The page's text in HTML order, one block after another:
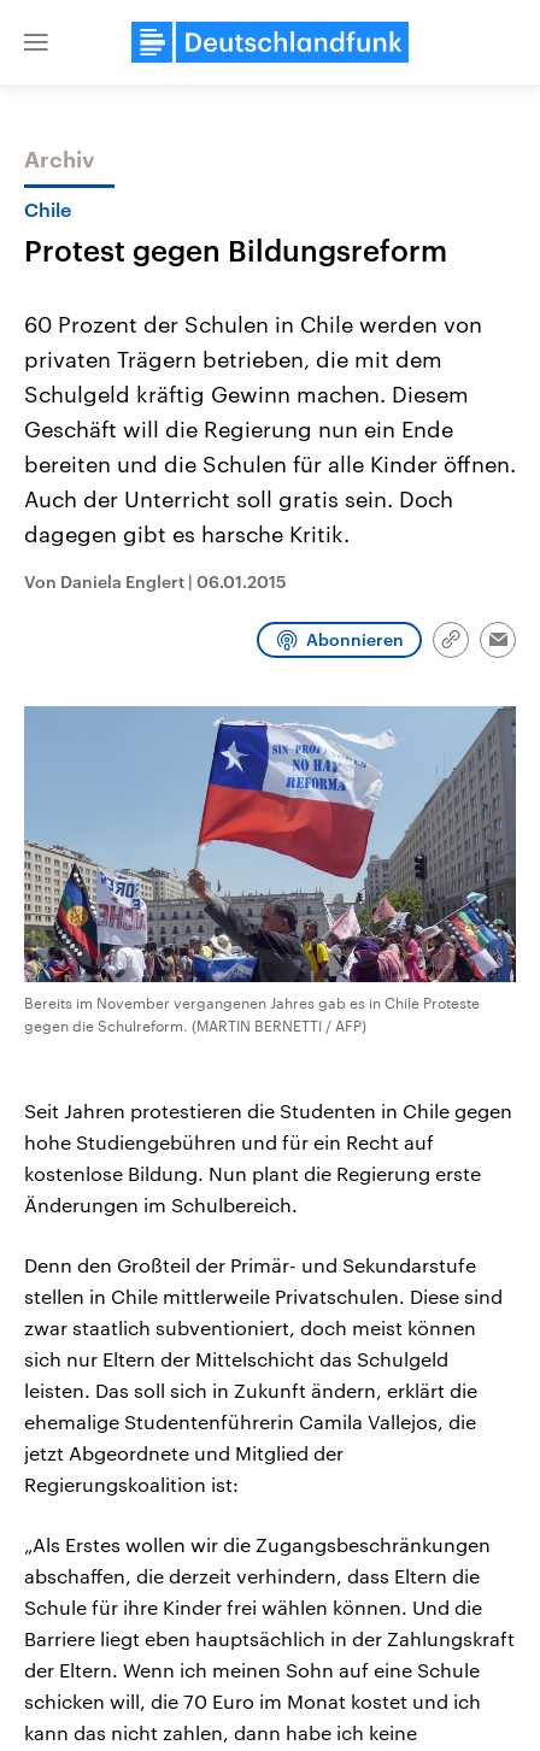
Close
Themen
Landtagswahl Sachsen-Anhalt
2026
Alle Informationen
Sachsen-Anhalt wählt am 6.
September 2026 einen neuen
Bundesland von einer Koalition aus
Umfragen, Prognosen,
Wahlprogramme, aktuelle Berichte
und Kandidaten der anstehenden
Aktuelle Beiträge,
Hintergründe
Wirtschaftlich und
gehören die Vereinigten
mit großem Einfluss auf
Archiv
Chile
Protest gegen Bildungsreform
60 Prozent der Schulen in Chile werden von
privaten Trägern betrieben, die mit dem
Schulgeld kräftig Gewinn machen. Diesem
Geschäft will die Regierung nun ein Ende
bereiten und die Schulen für alle Kinder öffnen.
Auch der Unterricht soll gratis sein. Doch
dagegen gibt es harsche Kritik.
Von Daniela Englert | 06.01.2015
Abonnieren
Link
Bereits im November vergangenen Jahres gab es in Chile Proteste
gegen die Schulreform. (MARTIN BERNETTI / AFP)
Seit Jahren protestieren die Studenten in Chile gegen
hohe Studiengebühren und für ein Recht auf
kostenlose Bildung. Nun plant die Regierung erste
Änderungen im Schulbereich.
Denn den Großteil der Primär- und Sekundarstufe
stellen in Chile mittlerweile Privatschulen. Diese sind
zwar staatlich subventioniert, doch meist können
sich nur Eltern der Mittelschicht das Schulgeld
leisten. Das soll sich in Zukunft ändern, erklärt die
ehemalige Studentenführerin Camila Vallejos, die
jetzt Abgeordnete und Mitglied der
Regierungskoalition ist:
„Als Erstes wollen wir die Zugangsbeschränkungen
abschaffen, die derzeit verhindern, dass Eltern die
Schule für ihre Kinder frei wählen können. Und die
Barriere liegt eben hauptsächlich in der Zahlungskraft
der Eltern. Wenn ich meinen Sohn auf eine Schule
schicken will, die 70 Euro im Monat kostet und ich
kann das nicht zahlen, dann habe ich keine